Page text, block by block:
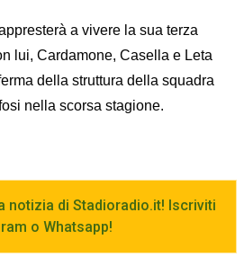
a vivere la sua terza
lui, Cardamone, Casella e Leta
della struttura della squadra
nella scorsa stagione.
notizia di Stadioradio.it! Iscriviti
o Whatsapp!